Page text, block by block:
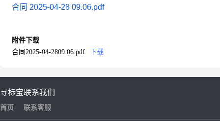
合同 2025-04-28 09.06.pdf
附件下载
合同2025-04-2809.06.pdf
下载
寻标宝
首页
联系我们
联系客服